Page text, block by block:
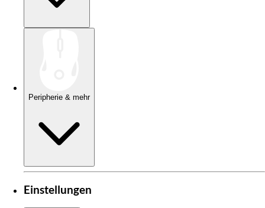
Peripherie & mehr
Einstellungen